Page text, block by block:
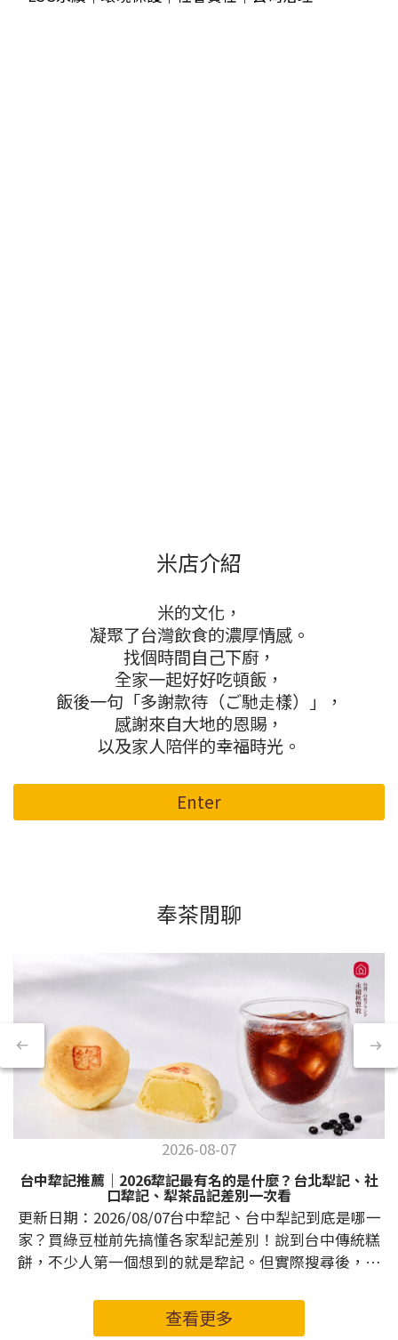
米店介紹
米的文化，
凝聚了台灣飲食的濃厚情感。
找個時間自己下廚，
全家⼀起好好吃頓飯，
飯後⼀句「多謝款待（ご馳⾛樣）」，
感謝來⾃⼤地的恩賜，
以及家人陪伴的幸福時光。
Enter
奉茶閒聊
2026-08-07
台中犂記推薦｜2026犂記最有名的是什麼？台北犁記、社
口犂記、犁茶品記差別一次看
更新日期：2026/08/07台中犂記、台中犁記到底是哪一
家？買綠豆椪前先搞懂各家犁記差別！說到台中傳統糕
餅，不少人第一個想到的就是犂記。但實際搜尋後，卻
店」、「台北犁記」，甚至還有「犁茶品記」，讓人忍
不住想問：這些犁記到底是不是同一家？本篇除了幫你
查看更多